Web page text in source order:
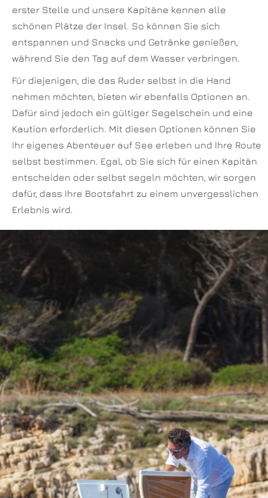
erster Stelle und unsere Kapitäne kennen alle
schönen Plätze der Insel. So können Sie sich
entspannen und Snacks und Getränke genießen,
während Sie den Tag auf dem Wasser verbringen.
Für diejenigen, die das Ruder selbst in die Hand
nehmen möchten, bieten wir ebenfalls Optionen an.
Dafür sind jedoch ein gültiger Segelschein und eine
Kaution erforderlich. Mit diesen Optionen können Sie
Ihr eigenes Abenteuer auf See erleben und Ihre Route
selbst bestimmen. Egal, ob Sie sich für einen Kapitän
entscheiden oder selbst segeln möchten, wir sorgen
dafür, dass Ihre Bootsfahrt zu einem unvergesslichen
Erlebnis wird.